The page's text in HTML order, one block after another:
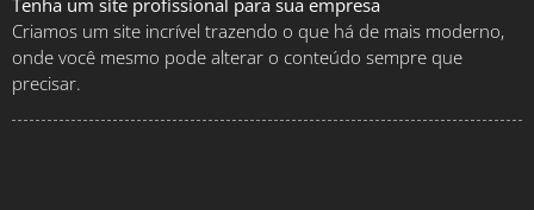
Tenha um site profissional para sua empresa
Criamos um site incrível trazendo o que há de mais moderno,
onde você mesmo pode alterar o conteúdo sempre que
precisar.